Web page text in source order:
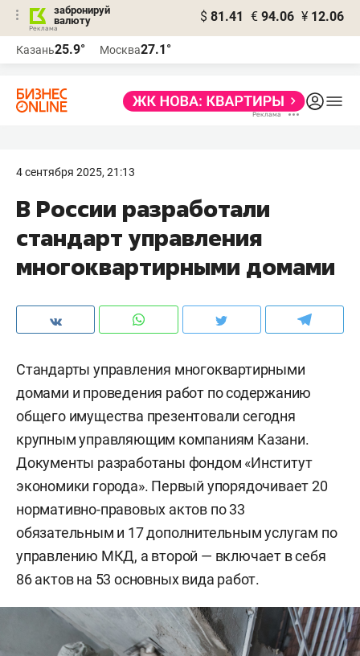
забронируй
валюту
$ 81.41 € 94.06 ¥ 12.06
Казань25.9° Москва27.1°
4 сентября 2025, 21:13
В России разработали
стандарт управления
многоквартирными домами
Стандарты управления многоквартирными
домами и проведения работ по содержанию
общего имущества презентовали сегодня
крупным управляющим компаниям Казани.
Документы разработаны фондом «Институт
экономики города». Первый упорядочивает 20
нормативно-правовых актов по 33
обязательным и 17 дополнительным услугам по
управлению МКД, а второй — включает в себя
86 актов на 53 основных вида работ.